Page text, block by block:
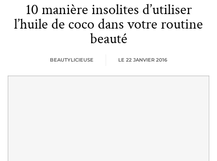
10 manière insolites d’utiliser
l’huile de coco dans votre routine
beauté
BEAUTYLICIEUSE LE 22 JANVIER 2016